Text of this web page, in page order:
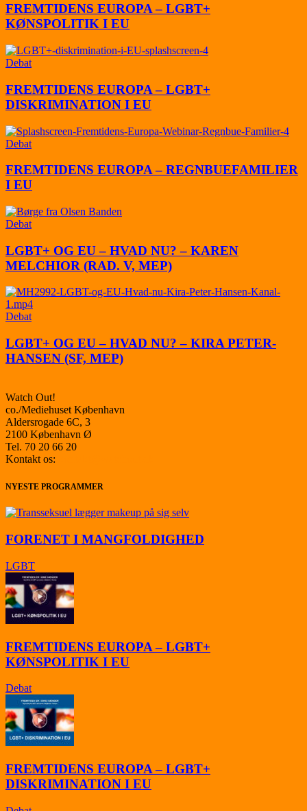
FREMTIDENS EUROPA – LGBT+
KØNSPOLITIK I EU
Debat
FREMTIDENS EUROPA – LGBT+
DISKRIMINATION I EU
Debat
FREMTIDENS EUROPA – REGNBUEFAMILIER
I EU
Debat
LGBT+ OG EU – HVAD NU? – KAREN
MELCHIOR (RAD. V, MEP)
Debat
LGBT+ OG EU – HVAD NU? – KIRA PETER-
HANSEN (SF, MEP)
Watch Out!
co./Mediehuset København
Aldersrogade 6C, 3
2100 København Ø
Tel. 70 20 66 20
Kontakt os:
NYESTE PROGRAMMER
FORENET I MANGFOLDIGHED
LGBT
FREMTIDENS EUROPA – LGBT+
KØNSPOLITIK I EU
Debat
FREMTIDENS EUROPA – LGBT+
DISKRIMINATION I EU